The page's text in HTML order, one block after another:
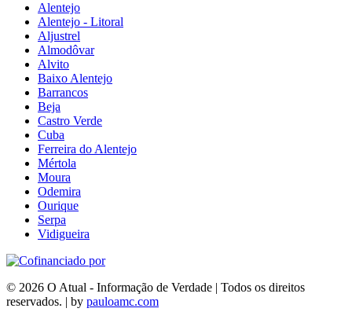
Alentejo
Alentejo - Litoral
Aljustrel
Almodôvar
Alvito
Baixo Alentejo
Barrancos
Beja
Castro Verde
Cuba
Ferreira do Alentejo
Mértola
Moura
Odemira
Ourique
Serpa
Vidigueira
© 2026 O Atual - Informação de Verdade | Todos os direitos
reservados. | by pauloamc.com